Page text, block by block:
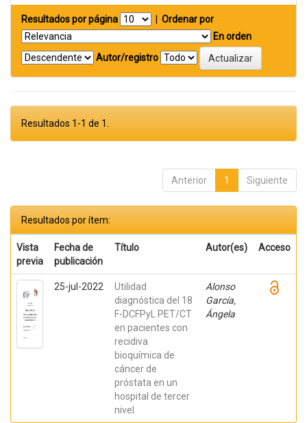
Resultados por página
Ordenar por
En orden
Autor/registro
Resultados 1-1 de 1.
Anterior 1 Siguiente
Resultados por ítem:
Vista
previa
Fecha de
publicación
Título Autor(es) Acceso
25-jul-2022
Utilidad
diagnóstica del 18
F-DCFPyL PET/CT
en pacientes con
recidiva
bioquímica de
cáncer de
próstata en un
hospital de tercer
nivel
Alonso
García,
Ángela